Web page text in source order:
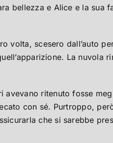
bellezza e Alice e la sua
scesero dall’auto
La nuvola
avevano ritenuto fosse
con sé. Purtroppo,
che si sarebbe